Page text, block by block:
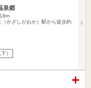
泉郷
かざしがおか）駅から徒歩約
）